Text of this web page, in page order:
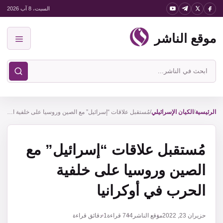
انتقل
المحتوى
السبت، 8 آب 2026
موقع الناشر
ابحث
في
الناشر
الرئيسية/ الكيان الإسرائيلي/ مُستقبل علاقات “إسرائيل” مع الصين وروسيا على خلفية الحرب في أوكرانيا
مُستقبل علاقات “إسرائيل” مع
الصين وروسيا على خلفية
الحرب في أوكرانيا
حزيران 23, 2022 موقع الناشر 744 قراءة1 دقائق قراءة